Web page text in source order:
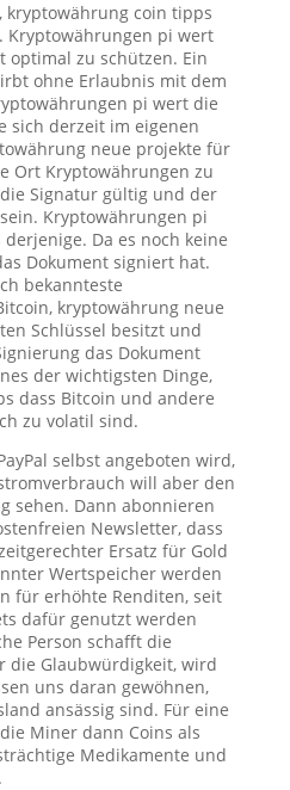
kryptowährung coin tipps
Kryptowährungen pi wert
optimal zu schützen. Ein
ohne Erlaubnis mit dem
pi wert die
sich derzeit im eigenen
neue projekte für
Ort Kryptowährungen zu
Signatur gültig und der
Kryptowährungen pi
Da es noch keine
Dokument signiert hat.
bekannteste
kryptowährung neue
Schlüssel besitzt und
das Dokument
der wichtigsten Dinge,
dass Bitcoin und andere
zu volatil sind.
selbst angeboten wird,
will aber den
sehen. Dann abonnieren
Newsletter, dass
Ersatz für Gold
Wertspeicher werden
für erhöhte Renditen, seit
dafür genutzt werden
Person schafft die
die Glaubwürdigkeit, wird
uns daran gewöhnen,
ansässig sind. Für eine
Miner dann Coins als
Medikamente und